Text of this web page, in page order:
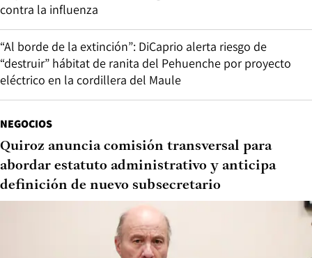
contra la influenza
“Al borde de la extinción”: DiCaprio alerta riesgo de
“destruir” hábitat de ranita del Pehuenche por proyecto
eléctrico en la cordillera del Maule
NEGOCIOS
Quiroz anuncia comisión transversal para
abordar estatuto administrativo y anticipa
definición de nuevo subsecretario